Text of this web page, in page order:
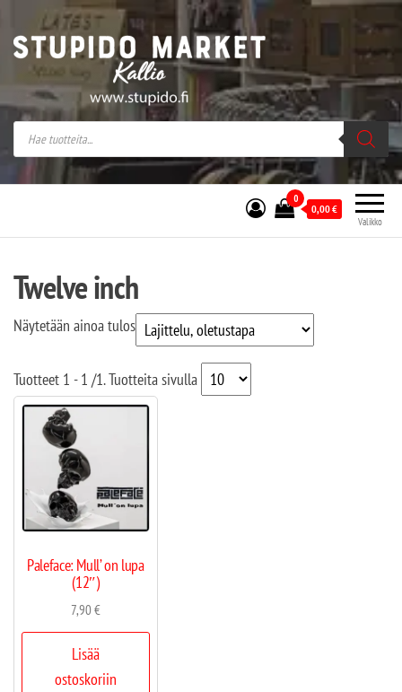
Stupido Market – verkossa ja kivijalassa
Stupido Market on vaihtoehtomusaan
erikoistunut verkko- sekä
kivijalkakauppa Helsingissä Kallion
sydämessä.
Valikko
0
0,00€
Twelve inch
Näytetään ainoa tulos
Tuotteet 1 - 1 /1. Tuotteita sivulla
Paleface: Mull’ on lupa
(12″)
7,90€
Lisää
ostoskoriin